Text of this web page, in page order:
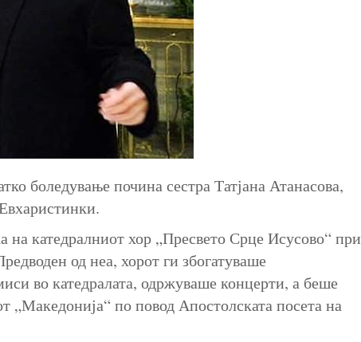
боледување почина сестра Татјана Атанасова,
на катедралниот хор „Пресвето Срце Исусово“ при
од неа, хорот ги збогатуваше
во катедралата, одржуваше концерти, а беше
„Македонија“ по повод Апостолската посета на